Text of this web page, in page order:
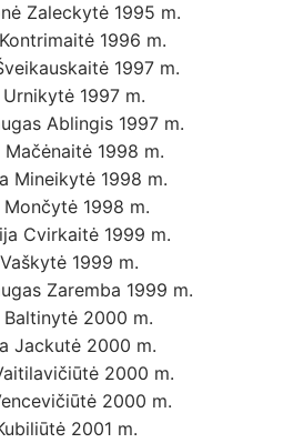
Zaleckytė 1995 m.
1996 m.
1997 m.
1997 m.
Ablingis 1997 m.
Mačėnaitė 1998 m.
Mineikytė 1998 m.
1998 m.
Cvirkaitė 1999 m.
1999 m.
Zaremba 1999 m.
Baltinytė 2000 m.
Jackutė 2000 m.
2000 m.
2000 m.
2001 m.